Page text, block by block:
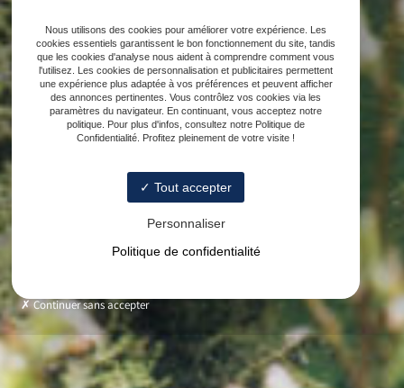
Nous utilisons des cookies pour améliorer votre expérience. Les
cookies essentiels garantissent le bon fonctionnement du site, tandis
que les cookies d'analyse nous aident à comprendre comment vous
l'utilisez. Les cookies de personnalisation et publicitaires permettent
une expérience plus adaptée à vos préférences et peuvent afficher
des annonces pertinentes. Vous contrôlez vos cookies via les
paramètres du navigateur. En continuant, vous acceptez notre
politique. Pour plus d'infos, consultez notre Politique de
Confidentialité. Profitez pleinement de votre visite !
Tout accepter
Personnaliser
Politique de confidentialité
Continuer sans accepter